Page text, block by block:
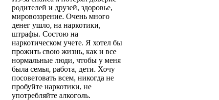
родителей и друзей, здоровье,
мировоззрение. Очень много
денег ушло, на наркотики,
штрафы. Состою на
наркотическом учете. Я хотел бы
прожить свою жизнь, как и все
нормальные люди, чтобы у меня
была семья, работа, дети. Хочу
посоветовать всем, никогда не
пробуйте наркотики, не
употребляйте алкоголь.